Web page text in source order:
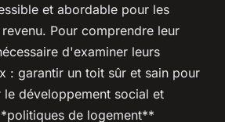
et abordable pour les
Pour comprendre leur
d'examiner leurs
: garantir un toit sûr et sain pour
développement social et
de logement**